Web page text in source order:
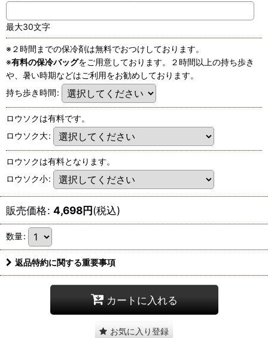
最大30文字
※２時間までの保冷剤は無料でおつけしております。
※有料の保冷バッグをご用意しております。２時間以上の持ち歩き
や、暑い時期などはご利用をお勧めしております。
持ち歩き時間:
ロウソクは有料です。
ロウソク大:
ロウソクは有料となります。
ロウソク小:
販売価格: 4,698円(税込)
数量:
返品特約に関する重要事項
カートに入れる
お気に入り登録